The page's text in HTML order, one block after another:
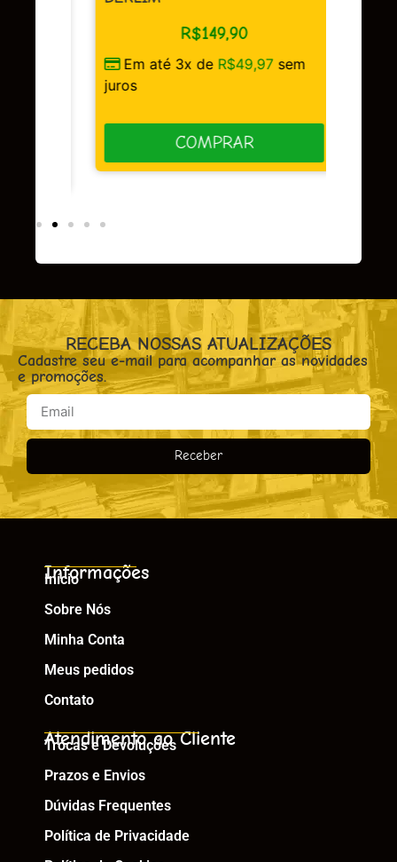
R$149,90
Em até 3x deR$49,97sem
juros
COMPRAR
RECEBA NOSSAS ATUALIZAÇÕES
Cadastre seu e-mail para acompanhar as novidades
e promoções.
Receber
Informações
Início
Sobre Nós
Minha Conta
Meus pedidos
Contato
Atendimento ao Cliente
Trocas e Devoluções
Prazos e Envios
Dúvidas Frequentes
Política de Privacidade